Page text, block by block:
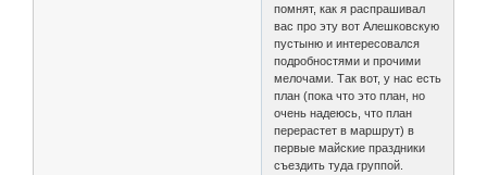
помнят, как я распрашивал
вас про эту вот Алешковскую
пустыню и интересовался
подробностями и прочими
мелочами. Так вот, у нас есть
план (пока что это план, но
очень надеюсь, что план
перерастет в маршрут) в
первые майские праздники
съездить туда группой.